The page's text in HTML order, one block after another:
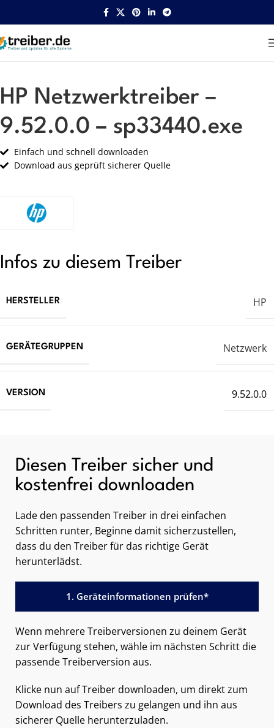
Startseite HP Netzwerk
HP Netzwerktreiber –
9.52.0.0 – sp33440.exe
Einfach und schnell downloaden
Download aus geprüft sicherer Quelle
Infos zu diesem Treiber
HERSTELLER HP
GERÄTEGRUPPEN Netzwerk
VERSION 9.52.0.0
Diesen Treiber sicher und
kostenfrei downloaden
Lade den passenden Treiber in drei einfachen
Schritten runter, Beginne damit sicherzustellen,
dass du den Treiber für das richtige Gerät
herunterlädst.
1. Geräteinformationen prüfen*
Wenn mehrere Treiberversionen zu deinem Gerät
zur Verfügung stehen, wähle im nächsten Schritt die
passende Treiberversion aus.
Klicke nun auf Treiber downloaden, um direkt zum
Download des Treibers zu gelangen und ihn aus
sicherer Quelle herunterzuladen.